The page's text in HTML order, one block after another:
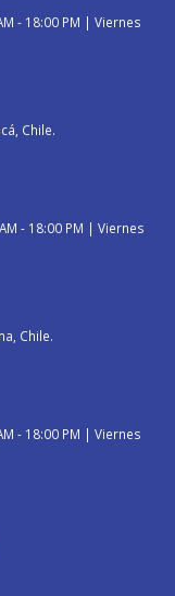
- 18:00 PM | Viernes
Chile.
- 18:00 PM | Viernes
Chile.
- 18:00 PM | Viernes